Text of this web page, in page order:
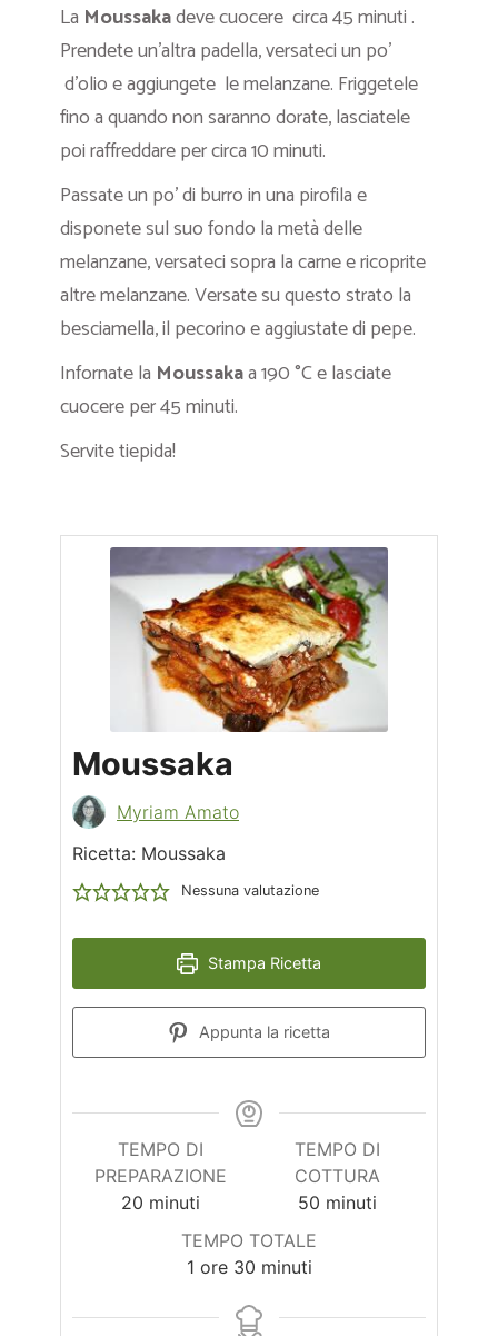
La Moussakadeve cuocere circa 45 minuti .
Prendete un’altra padella, versateci un po’
d’olio e aggiungete le melanzane. Friggetele
fino a quando non saranno dorate, lasciatele
poi raffreddare per circa 10 minuti.
Passate un po’ di burro in una pirofila e
disponete sul suo fondo la metà delle
melanzane, versateci sopra la carne e ricoprite
altre melanzane. Versate su questo strato la
besciamella, il pecorino e aggiustate di pepe.
Infornate la Moussakaa 190 °C e lasciate
cuocere per 45 minuti.
Servite tiepida!
Moussaka
Myriam Amato
Ricetta: Moussaka
Nessuna valutazione
Stampa Ricetta
Appunta la ricetta
TEMPO DI
PREPARAZIONE
20 minuti
minuti
TEMPO DI
COTTURA
50 minuti
minuti
TEMPO TOTALE
1ora
ore 30minuti
minuti